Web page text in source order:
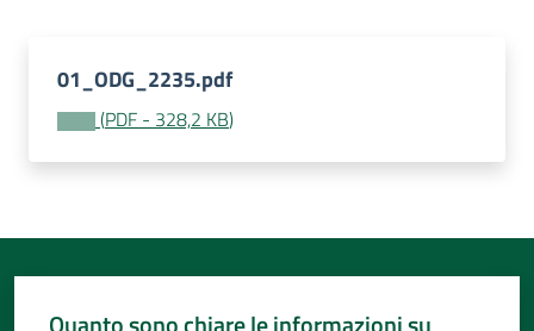
01_ODG_2235.pdf
(PDF - 328,2 KB)